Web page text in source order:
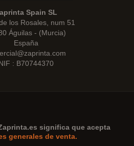
Spain SL
los Rosales, num 51
Águilas - (Murcia)
España
: B70744370
significa que acepta
generales de venta.